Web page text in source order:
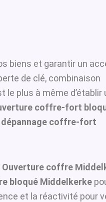
biens et garantir un
de clé, combinaison
le plus à même d’établir
coffre-fort
dépannage coffre-fort
Ouverture coffre
bloqué Middelkerke
et la réactivité pour